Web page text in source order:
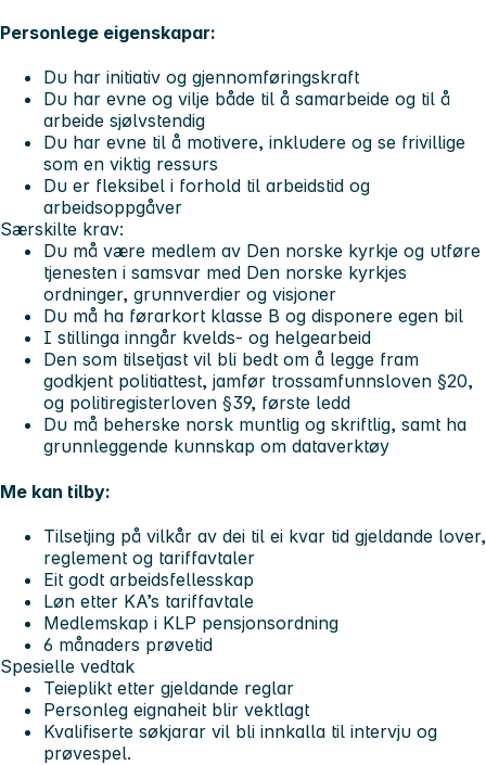
Personlege eigenskapar:
Du har initiativ og gjennomføringskraft
Du har evne og vilje både til å samarbeide og til å
arbeide sjølvstendig
Du har evne til å motivere, inkludere og se frivillige
som en viktig ressurs
Du er fleksibel i forhold til arbeidstid og
arbeidsoppgåver
Særskilte krav:
Du må være medlem av Den norske kyrkje og utføre
tjenesten i samsvar med Den norske kyrkjes
ordninger, grunnverdier og visjoner
Du må ha førarkort klasse B og disponere egen bil
I stillinga inngår kvelds- og helgearbeid
Den som tilsetjast vil bli bedt om å legge fram
godkjent politiattest, jamfør trossamfunnsloven §20,
og politiregisterloven §39, første ledd
Du må beherske norsk muntlig og skriftlig, samt ha
grunnleggende kunnskap om dataverktøy
Me kan tilby:
Tilsetjing på vilkår av dei til ei kvar tid gjeldande lover,
reglement og tariffavtaler
Eit godt arbeidsfellesskap
Løn etter KA’s tariffavtale
Medlemskap i KLP pensjonsordning
6 månaders prøvetid
Spesielle vedtak
Teieplikt etter gjeldande reglar
Personleg eignaheit blir vektlagt
Kvalifiserte søkjarar vil bli innkalla til intervju og
prøvespel.